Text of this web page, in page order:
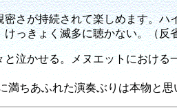
が持続されて楽しめます。ハ
っきょく滅多に聴かない。（反
かせる。メヌエットにおける
ちあふれた演奏ぶりは本物と思